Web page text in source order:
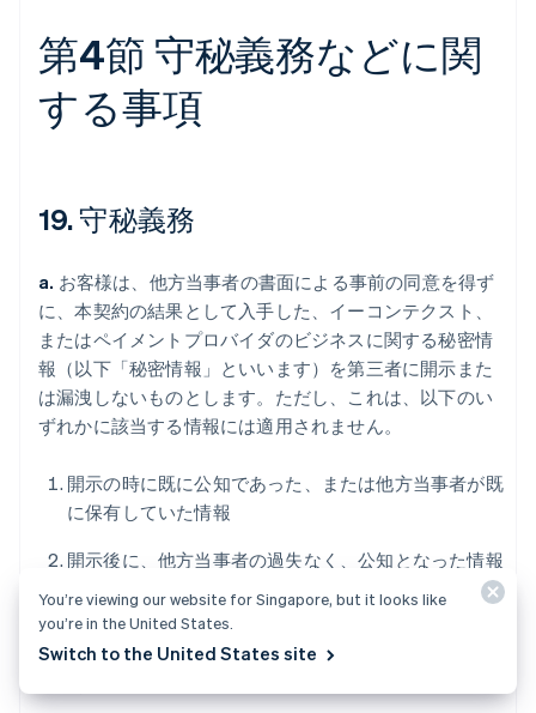
第4節 守秘義務などに関
する事項
19. 守秘義務
a. お客様は、他方当事者の書面による事前の同意を得ず
に、本契約の結果として入手した、イーコンテクスト、
またはペイメントプロバイダのビジネスに関する秘密情
報（以下「秘密情報」といいます）を第三者に開示また
は漏洩しないものとします。ただし、これは、以下のい
ずれかに該当する情報には適用されません。
開示の時に既に公知であった、または他方当事者が既
に保有していた情報
開示後に、他方当事者の過失なく、公知となった情報
正当な権限を有する第三者から適法に入手した情報
守秘義務を課すことなく、開示者が第三者に開示した
You’re viewing our website for Singapore, but it looks like
you’re in the United States.
Switch to the United States site